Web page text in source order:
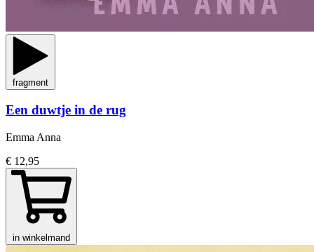
fragment
Een duwtje in de rug
Emma Anna
€ 12,95
in winkelmand